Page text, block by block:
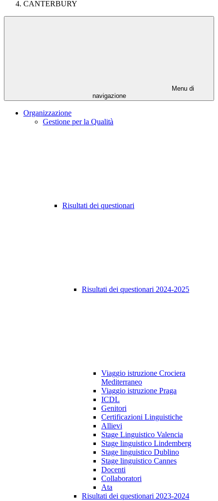
CANTERBURY
Menu di
navigazione
Organizzazione
Gestione per la Qualità
Risultati dei questionari
Risultati dei questionari 2024-2025
Viaggio istruzione Crociera
Mediterraneo
Viaggio istruzione Praga
ICDL
Genitori
Certificazioni Linguistiche
Allievi
Stage Linguistico Valencia
Stage linguistico Lindemberg
Stage linguistico Dublino
Stage linguistico Cannes
Docenti
Collaboratori
Ata
Risultati dei questionari 2023-2024